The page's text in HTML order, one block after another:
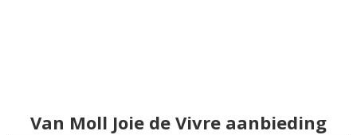
Van Moll Joie de Vivre aanbieding